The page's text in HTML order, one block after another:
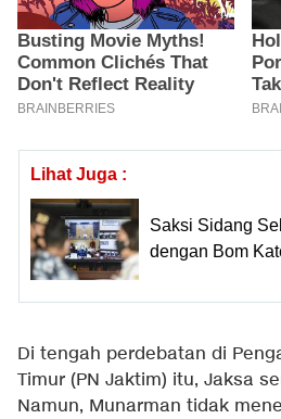
Lihat Juga :
Saksi Sidang
dengan Bom
Di tengah perdebatan di
Timur (PN Jaktim) itu, Jaksa
Namun, Munarman tidak